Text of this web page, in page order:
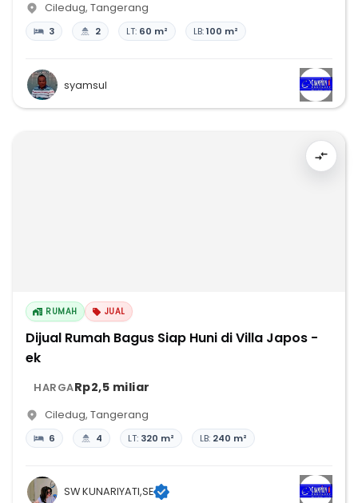
Ciledug, Tangerang
3 2 LT: 60 m² LB:100 m²
syamsul
RUMAH JUAL
Dijual Rumah Bagus Siap Huni di Villa Japos -
ek
HARGARp2,5 miliar
Ciledug, Tangerang
6 4 LT: 320 m² LB: 240 m²
SW KUNARIYATI,SE